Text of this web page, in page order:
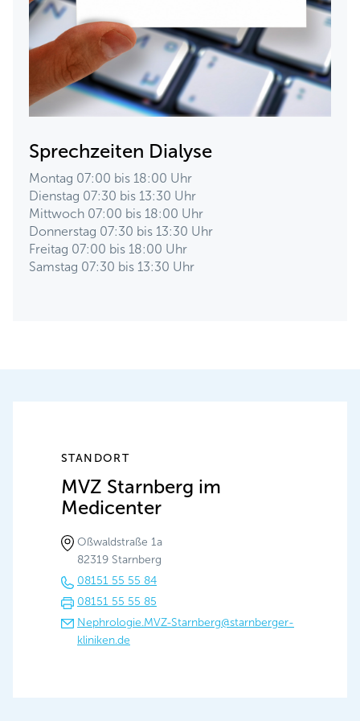
Sprechzeiten Dialyse
Montag 07:00 bis 18:00 Uhr
Dienstag 07:30 bis 13:30 Uhr
Mittwoch 07:00 bis 18:00 Uhr
Donnerstag 07:30 bis 13:30 Uhr
Freitag 07:00 bis 18:00 Uhr
Samstag 07:30 bis 13:30 Uhr
STANDORT
MVZ Starnberg im
Medicenter
Oßwaldstraße 1a
82319 Starnberg
08151 55 55 84
08151 55 55 85
Nephrologie.MVZ-Starnberg@starnberger-
kliniken.de